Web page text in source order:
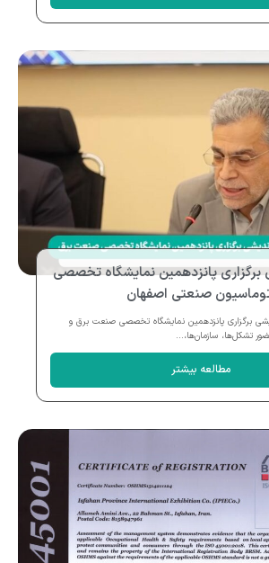
برگزاری پانزدهمین نمایشگاه تخصصی
صنعتی اصفهان
برگزاری پانزدهمین نمایشگاه تخصصی صنعت برق و
تشکل‌ها، سازمان‌ها،...
مطالعه بیشتر